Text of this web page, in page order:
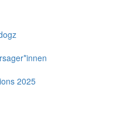
2025